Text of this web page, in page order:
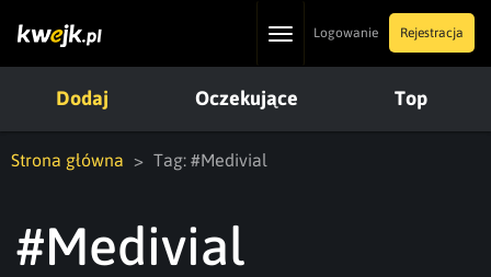
ToggleLogowanie Rejestracja
Dodaj Oczekujące Top
Strona główna Tag: #Medivial
#Medivial